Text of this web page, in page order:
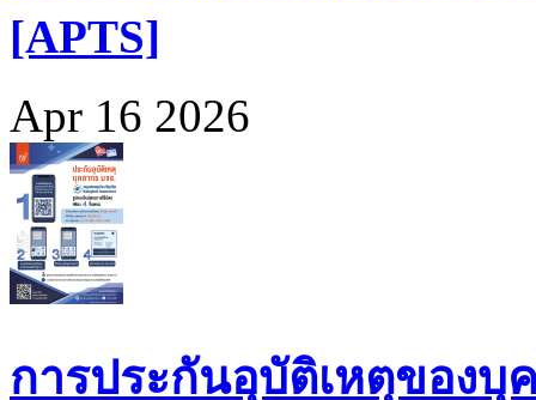
[APTS]
Apr 16 2026
การประกันอุบัติเหตุของบุ